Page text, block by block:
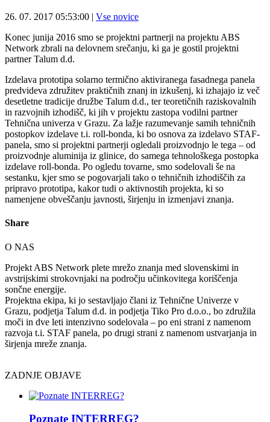
26. 07. 2017 05:53:00 | Vse novice
Konec junija 2016 smo se projektni partnerji na projektu ABS
Network zbrali na delovnem srečanju, ki ga je gostil projektni
partner Talum d.d.
Izdelava prototipa solarno termično aktiviranega fasadnega panela
predvideva združitev praktičnih znanj in izkušenj, ki izhajajo iz več
desetletne tradicije družbe Talum d.d., ter teoretičnih raziskovalnih
in razvojnih izhodišč, ki jih v projektu zastopa vodilni partner
Tehnična univerza v Grazu. Za lažje razumevanje samih tehničnih
postopkov izdelave t.i. roll-bonda, ki bo osnova za izdelavo STAF-
panela, smo si projektni partnerji ogledali proizvodnjo le tega – od
proizvodnje aluminija iz glinice, do samega tehnološkega postopka
izdelave roll-bonda. Po ogledu tovarne, smo sodelovali še na
sestanku, kjer smo se pogovarjali tako o tehničnih izhodiščih za
pripravo prototipa, kakor tudi o aktivnostih projekta, ki so
namenjene obveščanju javnosti, širjenju in izmenjavi znanja.
Share
O NAS
Projekt ABS Network plete mrežo znanja med slovenskimi in
avstrijskimi strokovnjaki na področju učinkovitega koriščenja
sončne energije.
Projektna ekipa, ki jo sestavljajo člani iz Tehnične Univerze v
Grazu, podjetja Talum d.d. in podjetja Tiko Pro d.o.o., bo združila
moči in dve leti intenzivno sodelovala – po eni strani z namenom
razvoja t.i. STAF panela, po drugi strani z namenom ustvarjanja in
širjenja mreže znanja.
ZADNJE OBJAVE
Poznate INTERREG?